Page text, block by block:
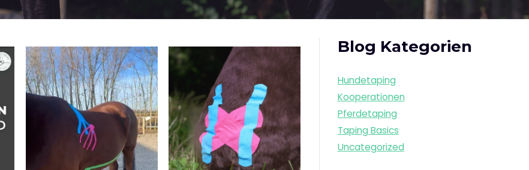
Blog Kategorien
Hundetaping
Kooperationen
Pferdetaping
Taping Basics
Uncategorized